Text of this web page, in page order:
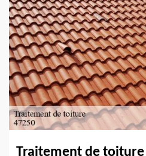
Traitement de toiture